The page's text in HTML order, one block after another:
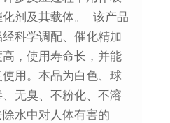
化剂及其载体。 该产品
科学调配、催化精加
，使用寿命长，并能
用。本品为白色、球
无臭、不粉化、不溶
水中对人体有害的